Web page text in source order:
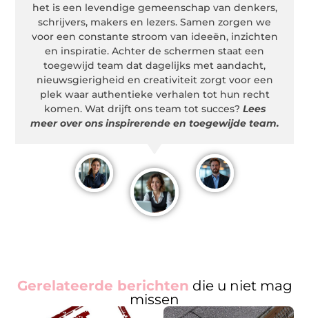
het is een levendige gemeenschap van denkers,
schrijvers, makers en lezers. Samen zorgen we
voor een constante stroom van ideeën, inzichten
en inspiratie. Achter de schermen staat een
toegewijd team dat dagelijks met aandacht,
nieuwsgierigheid en creativiteit zorgt voor een
plek waar authentieke verhalen tot hun recht
komen. Wat drijft ons team tot succes? Lees
meer over ons inspirerende en toegewijde team.
Gerelateerde berichten die u niet mag
missen